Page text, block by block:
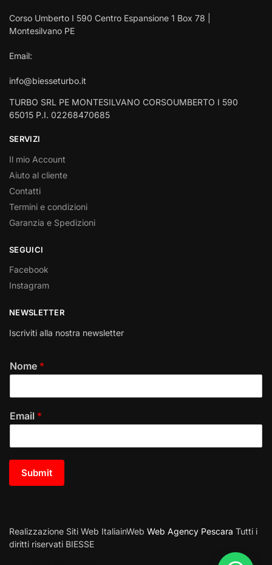
Corso Umberto I 590 Centro Espansione 1 Box 78 |
Montesilvano PE
Email:
info@biesseturbo.it
TURBO SRL PE MONTESILVANO CORSOUMBERTO I 590
65015 P.I. 02268470685
SERVIZI
Il mio Account
Aiuto al cliente
Contatti
Termini e condizioni
Garanzia e Spedizioni
SEGUICI
Facebook
Instagram
NEWSLETTER
Iscriviti alla nostra newsletter
Nome *
Email *
Submit
Realizzazione Siti Web ItaliainWeb Web Agency Pescara Tutti i
diritti riservati BIESSE